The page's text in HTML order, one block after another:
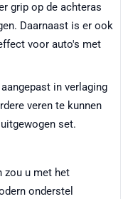
grip op de achteras
Daarnaast is er ook
voor auto's met
in verlaging
veren te kunnen
set.
zou u met het
onderstel